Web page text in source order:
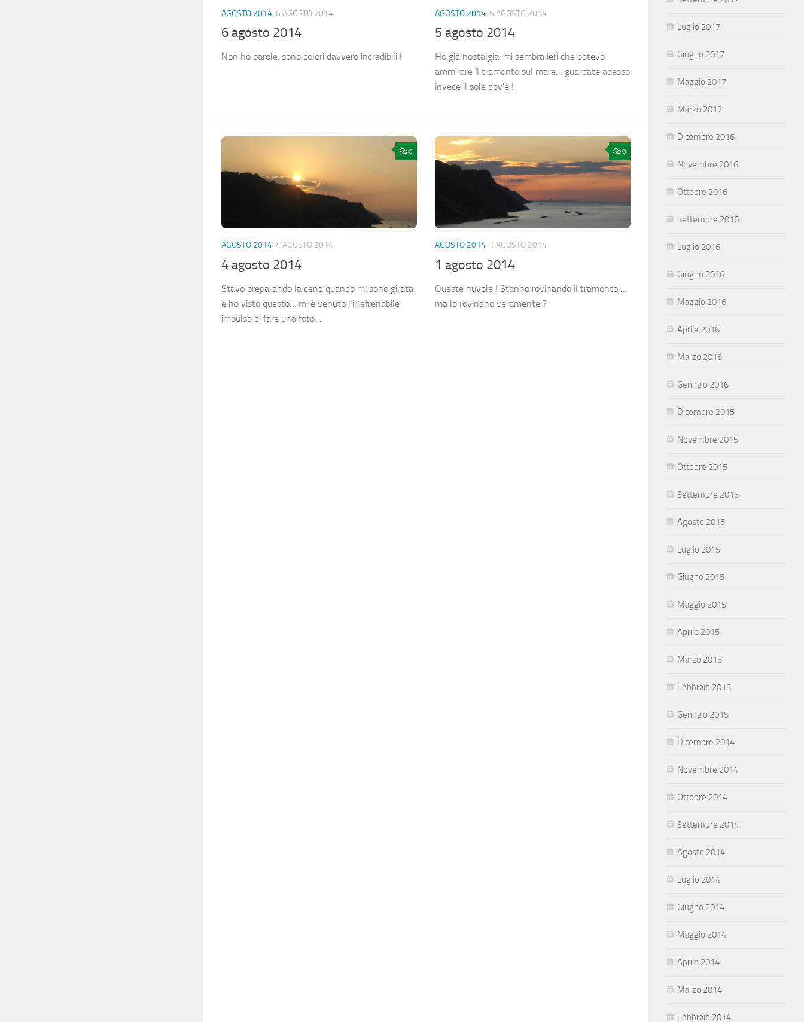
AGOSTO 2014 6 AGOSTO 2014
6 agosto 2014
Non ho parole, sono colori davvero incredibili !
AGOSTO 2014 5 AGOSTO 2014
5 agosto 2014
Ho già nostalgia: mi sembra ieri che potevo
ammirare il tramonto sul mare… guardate adesso
invece il sole dov’è !
0
AGOSTO 2014 4 AGOSTO 2014
4 agosto 2014
Stavo preparando la cena quando mi sono girata
e ho visto questo… mi è venuto l’irrefrenabile
impulso di fare una foto…
0
AGOSTO 2014 1 AGOSTO 2014
1 agosto 2014
Queste nuvole ! Stanno rovinando il tramonto…
ma lo rovinano veramente ?
Luglio 2017
Giugno 2017
Maggio 2017
Marzo 2017
Dicembre 2016
Novembre 2016
Ottobre 2016
Settembre 2016
Luglio 2016
Giugno 2016
Maggio 2016
Aprile 2016
Marzo 2016
Gennaio 2016
Dicembre 2015
Novembre 2015
Ottobre 2015
Settembre 2015
Agosto 2015
Luglio 2015
Giugno 2015
Maggio 2015
Aprile 2015
Marzo 2015
Febbraio 2015
Gennaio 2015
Dicembre 2014
Novembre 2014
Ottobre 2014
Settembre 2014
Agosto 2014
Luglio 2014
Giugno 2014
Maggio 2014
Aprile 2014
Marzo 2014
Febbraio 2014